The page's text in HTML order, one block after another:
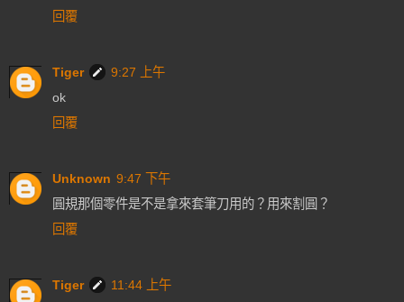
回覆
Tiger
9:27 上午
ok
回覆
Unknown 9:47 下午
圓規那個零件是不是拿來套筆刀用的？用來割圓？
回覆
Tiger
11:44 上午